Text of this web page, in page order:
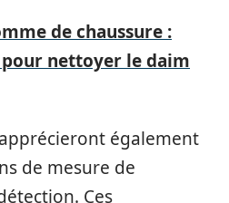
de chaussure :
nettoyer le daim
également
de mesure de
Ces